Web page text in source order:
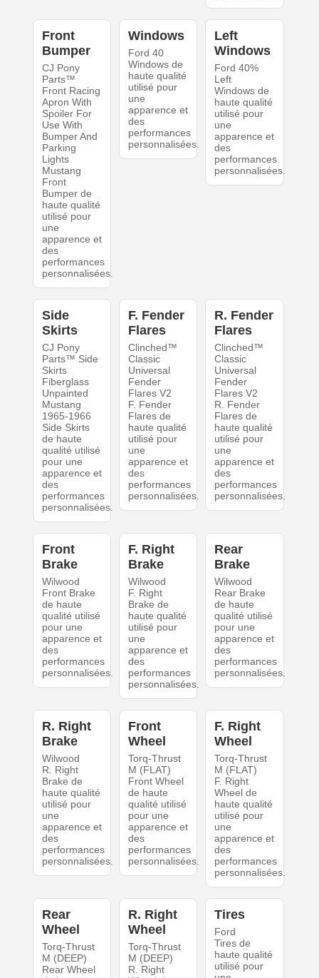
Front
Bumper
CJ Pony
Parts™
Front Racing
Apron With
Spoiler For
Use With
Bumper And
Parking
Lights
Mustang
Front
Bumper de
haute qualité
utilisé pour
une
apparence et
des
performances
personnalisées.
Windows
Ford 40
Windows de
haute qualité
utilisé pour
une
apparence et
des
performances
personnalisées.
Left
Windows
Ford 40%
Left
Windows de
haute qualité
utilisé pour
une
apparence et
des
performances
personnalisées.
Side
Skirts
CJ Pony
Parts™ Side
Skirts
Fiberglass
Unpainted
Mustang
1965-1966
Side Skirts
de haute
qualité utilisé
pour une
apparence et
des
performances
personnalisées.
F. Fender
Flares
Clinched™
Classic
Universal
Fender
Flares V2
F. Fender
Flares de
haute qualité
utilisé pour
une
apparence et
des
performances
personnalisées.
R. Fender
Flares
Clinched™
Classic
Universal
Fender
Flares V2
R. Fender
Flares de
haute qualité
utilisé pour
une
apparence et
des
performances
personnalisées.
Front
Brake
Wilwood
Front Brake
de haute
qualité utilisé
pour une
apparence et
des
performances
personnalisées.
F. Right
Brake
Wilwood
F. Right
Brake de
haute qualité
utilisé pour
une
apparence et
des
performances
personnalisées.
Rear
Brake
Wilwood
Rear Brake
de haute
qualité utilisé
pour une
apparence et
des
performances
personnalisées.
R. Right
Brake
Wilwood
R. Right
Brake de
haute qualité
utilisé pour
une
apparence et
des
performances
personnalisées.
Front
Wheel
Torq-Thrust
M (FLAT)
Front Wheel
de haute
qualité utilisé
pour une
apparence et
des
performances
personnalisées.
F. Right
Wheel
Torq-Thrust
M (FLAT)
F. Right
Wheel de
haute qualité
utilisé pour
une
apparence et
des
performances
personnalisées.
Rear
Wheel
Torq-Thrust
M (DEEP)
Rear Wheel
R. Right
Wheel
Torq-Thrust
M (DEEP)
R. Right
Tires
Ford
Tires de
haute qualité
utilisé pour